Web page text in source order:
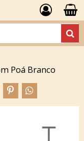
Poá Branco